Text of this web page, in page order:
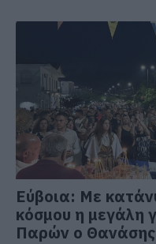
Εύβοια: Με
κόσμου η μεγάλη
Παρών ο Θανάσης